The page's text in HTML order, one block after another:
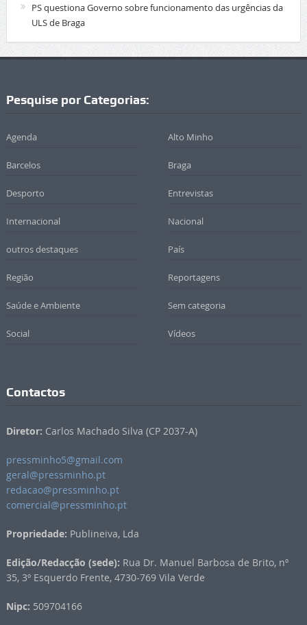
PS questiona Governo sobre funcionamento das urgências da
ULS de Braga
Pesquise por Categorias:
Agenda Alto Minho
Barcelos Braga
Desporto Entrevistas
Internacional Nacional
outros destaques País
Região Reportagens
Saúde e Ambiente Sem categoria
Social Vídeos
Contactos
Diretor: Carlos Machado Silva (CP 2037-A)
pressminho5@gmail.com
geral@pressminho.pt
redacao@pressminho.pt
comercial@pressminho.pt
Propriedade: Publineiva, Lda
Edição/Redacção (sede): Rua Dr. Manuel Barbosa de Brito, nº
35, 3º Esquerdo Frente, 4730-769 Vila Verde
Nipc: 509704166